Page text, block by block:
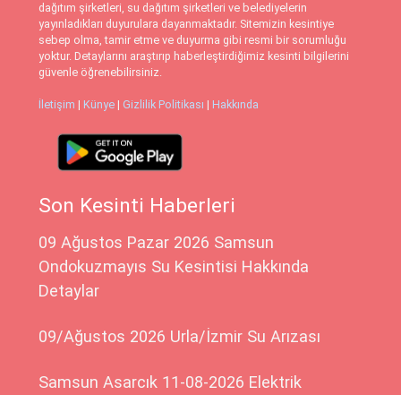
dağıtım şirketleri, su dağıtım şirketleri ve belediyelerin
yayınladıkları duyurulara dayanmaktadır. Sitemizin kesintiye
sebep olma, tamir etme ve duyurma gibi resmi bir sorumluğu
yoktur. Detaylarını araştırıp haberleştirdiğimiz kesinti bilgilerini
güvenle öğrenebilirsiniz.
İletişim | Künye | Gizlilik Politikası | Hakkında
Son Kesinti Haberleri
09 Ağustos Pazar 2026 Samsun
Ondokuzmayıs Su Kesintisi Hakkında
Detaylar
09/Ağustos 2026 Urla/İzmir Su Arızası
Samsun Asarcık 11-08-2026 Elektrik